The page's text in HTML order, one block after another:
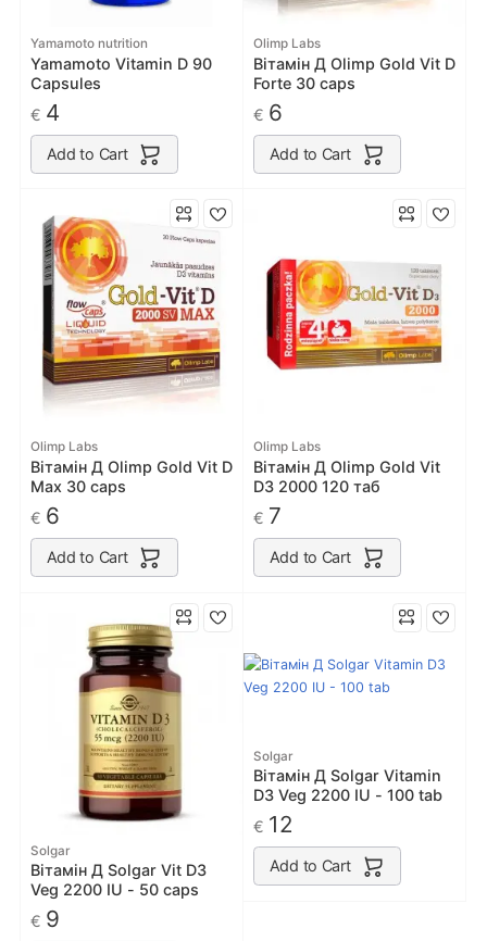
Yamamoto nutrition
Yamamoto Vitamin D 90
Capsules
€ 4
Add to Cart
Olimp Labs
Вітамін Д Olimp Gold Vit D
Forte 30 caps
€ 6
Add to Cart
Olimp Labs
Вітамін Д Olimp Gold Vit D
Max 30 caps
€ 6
Add to Cart
Olimp Labs
Вітамін Д Olimp Gold Vit
D3 2000 120 таб
€ 7
Add to Cart
Solgar
Вітамін Д Solgar Vit D3
Veg 2200 IU - 50 caps
€ 9
Solgar
Вітамін Д Solgar Vitamin
D3 Veg 2200 IU - 100 tab
€ 12
Add to Cart